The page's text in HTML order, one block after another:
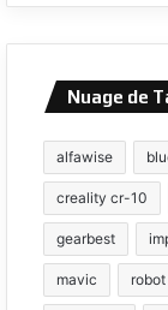
Nuage de
alfawise
creality cr-10
gearbest
mavic